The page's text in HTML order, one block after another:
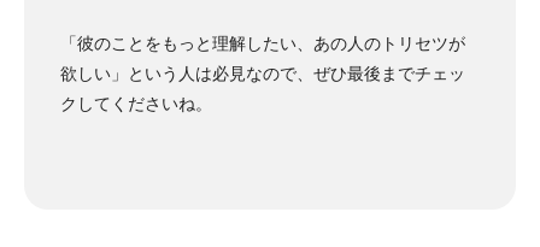
「彼のことをもっと理解したい、あの人のトリセツが
欲しい」という人は必見なので、ぜひ最後までチェッ
クしてくださいね。